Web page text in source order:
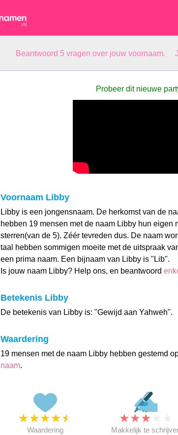
Beantwoord 5 vragen over jouw voornaam.
Probeer dit nieuwe
Voornaam Libby
Libby is een jongensnaam. De herkomst van de
hebben 19 mensen met de naam Libby hun eigen
sterren(van de 5). Zéér tevreden dus. De naam
taal hebben sommigen moeite met de uitspraak
een prima naam. Een bijnaam van Libby is "Lib".
Is jouw naam Libby? Help ons, en beantwoord
Betekenis Libby
De betekenis van Libby is: "Gewijd aan Yahweh".
Waardering
19 mensen met de naam Libby hebben gestemd
naam.
★★★★★
Waardering
★★★
Makkelijk te